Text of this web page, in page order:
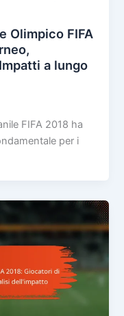
Olimpico FIFA
a lungo
FIFA 2018 ha
per i